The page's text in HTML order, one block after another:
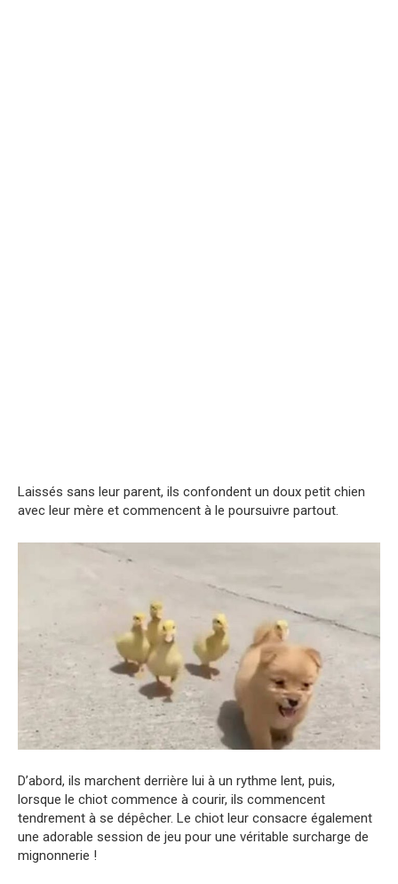
Laissés sans leur parent, ils confondent un doux petit chien
avec leur mère et commencent à le poursuivre partout.
D’abord, ils marchent derrière lui à un rythme lent, puis,
lorsque le chiot commence à courir, ils commencent
tendrement à se dépêcher. Le chiot leur consacre également
une adorable session de jeu pour une véritable surcharge de
mignonnerie !